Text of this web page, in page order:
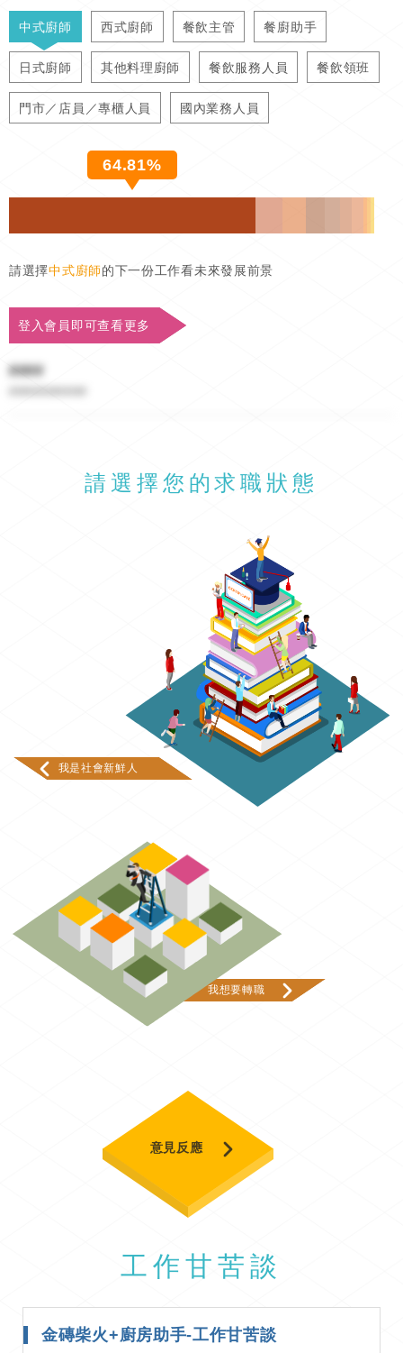
中式廚師 西式廚師 餐飲主管 餐廚助手
日式廚師 其他料理廚師 餐飲服務人員 餐飲領班
門市／店員／專櫃人員 國內業務人員
64.81%
請選擇中式廚師的下一份工作看未來發展前景
登入會員即可查看更多
####
請選擇您的求職狀態
我是社會新鮮人
我想要轉職
意見反應
工作甘苦談
金磚柴火+廚房助手-工作甘苦談